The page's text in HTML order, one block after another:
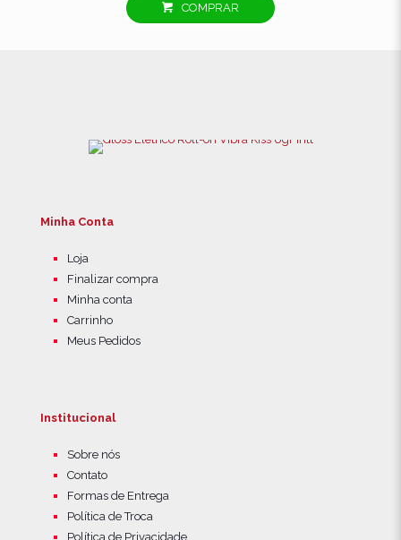
COMPRAR
Minha Conta
Loja
Finalizar compra
Minha conta
Carrinho
Meus Pedidos
Institucional
Sobre nós
Contato
Formas de Entrega
Política de Troca
Política de Privacidade